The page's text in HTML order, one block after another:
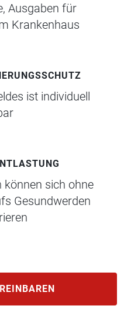
Ausgaben für
Krankenhaus
ist individuell
können sich ohne
Gesundwerden